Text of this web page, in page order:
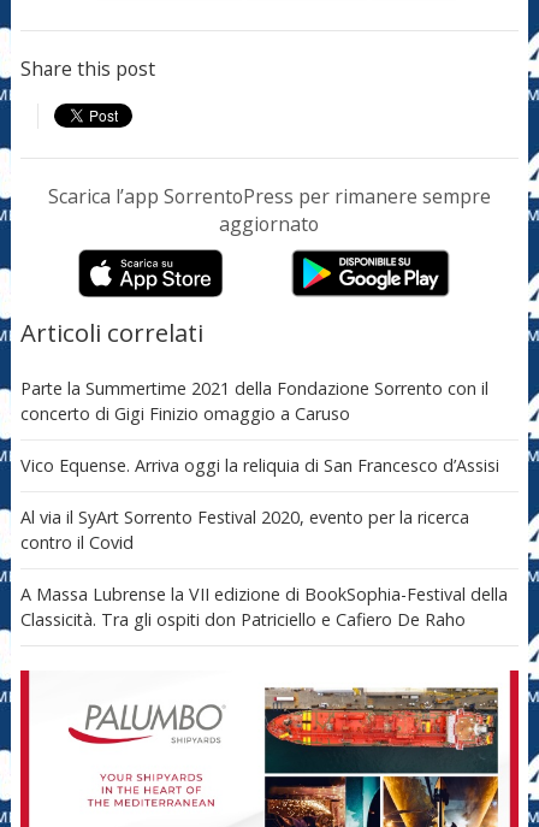
Share this post
Scarica l’app SorrentoPress per rimanere sempre
aggiornato
Articoli correlati
Parte la Summertime 2021 della Fondazione Sorrento con il
concerto di Gigi Finizio omaggio a Caruso
Vico Equense. Arriva oggi la reliquia di San Francesco d’Assisi
Al via il SyArt Sorrento Festival 2020, evento per la ricerca
contro il Covid
A Massa Lubrense la VII edizione di BookSophia-Festival della
Classicità. Tra gli ospiti don Patriciello e Cafiero De Raho